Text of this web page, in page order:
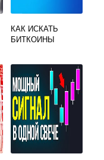
КАК ИСКАТЬ
БИТКОИНЫ